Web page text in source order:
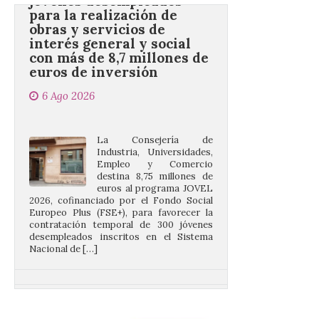
interés general y social
con más de 8,7 millones de
euros de inversión
6 Ago 2026
destina 8,75 millones de
euros al programa JOVEL
2026, cofinanciado por el Fondo Social
Europeo Plus (FSE+), para favorecer la
contratación temporal de 300 jóvenes
desempleados inscritos en el Sistema
Nacional de […]
tienes 6 rincones únicos